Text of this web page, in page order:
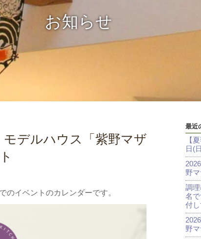
お知らせ
デルハウス「紫野マザ
のイベントのカレンダーです。
最近
【
日(
野
調
名
付し
野